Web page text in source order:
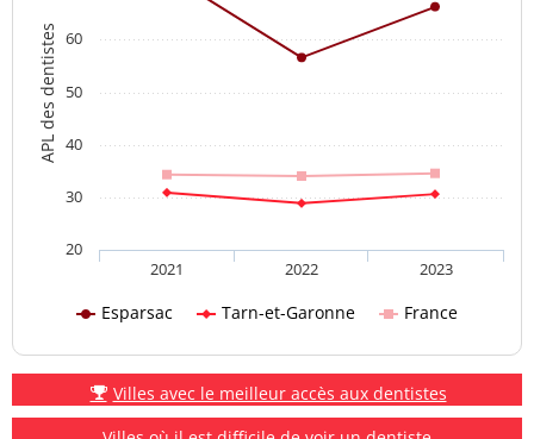
APL des dentistes
Esparsac Tarn-et-Garonne France
2021 2022 2023
20
30
40
50
60
Villes avec le meilleur accès aux dentistes